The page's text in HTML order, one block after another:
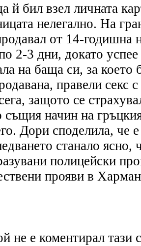
й бил взел личната
нелегално. На
от 14-годишна
2-3 дни, докато
на баща си, за
правели секс
защото се
същия начин на
Дори споделила, че
станало
полицейски
прояви в
не е коментирал тази